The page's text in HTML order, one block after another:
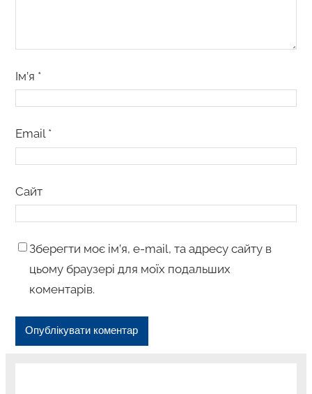
Ім’я *
Email *
Сайт
Зберегти моє ім’я, e-mail, та адресу сайту в
цьому браузері для моїх подальших
коментарів.